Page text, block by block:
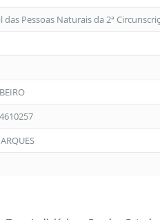
das Pessoas Naturais da 2ª